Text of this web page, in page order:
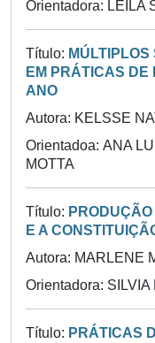
Orientadora: LEILA
Título:
EM PRÁTICAS DE
ANO
Autora: KELSSE
Orientadoa: ANA
MOTTA
Título:
E A
Autora: MARLENE
Orientadora:
Título: PRÁTICAS